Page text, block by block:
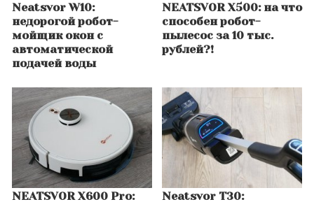
Neatsvor W10:
недорогой робот-
мойщик окон с
автоматической
подачей воды
NEATSVOR X500: на что
способен робот-
пылесос за 10 тыс.
рублей?!
NEATSVOR X600 Pro:
Neatsvor T30: